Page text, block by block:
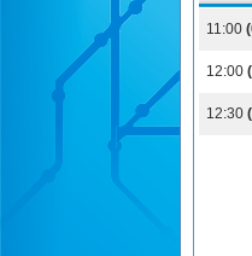
11:00
12:00
12:30